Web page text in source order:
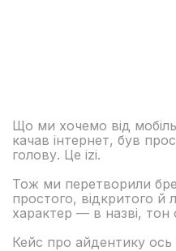
Що ми хочемо від
качав інтернет, був
голову. Це izi.
Тож ми перетворили
простого, відкритого й
характер — в назві, тон
Кейс про айдентику ось